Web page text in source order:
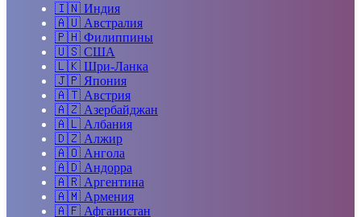
🇮🇳 Индия
🇦🇺 Австралия
🇵🇭 Филиппины
🇺🇸 США
🇱🇰 Шри-Ланка
🇯🇵 Япония
🇦🇹 Австрия
🇦🇿 Азербайджан
🇦🇱 Албания
🇩🇿 Алжир
🇦🇴 Ангола
🇦🇩 Андорра
🇦🇷 Аргентина
🇦🇲 Армения
🇦🇫 Афганистан